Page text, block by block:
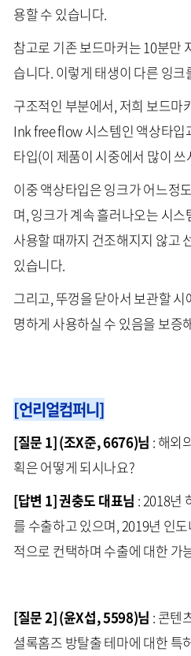
용할 수 있습니다.
참고로 기존 보드마커는 10분만
습니다. 이렇게 태생이 다른 잉크
구조적인 부분에서, 저희 보드마
Ink free flow 시스템인 액상타입
타입(이 제품이 시중에서 많이
이중 액상타입은 잉크가 어느정
며, 잉크가 계속 흘러나오는 시
사용할 때까지 건조해지지 않고
있습니다.
그리고, 뚜껑을 닫아서 보관할
명하게 사용하실 수 있음을 보증
[언리얼컴퍼니]
[질문 1] (조X준, 6676)님 : 해외
획은 어떻게 되시나요?
[답변 1] 권충도 대표님 : 2018년
를 수출하고 있으며, 2019년 인
적으로 컨택하며 수출에 대한 가
[질문 2] (윤X섭, 5598)님 : 콘텐
셜록홈즈 방탈출 테마에 대한 특